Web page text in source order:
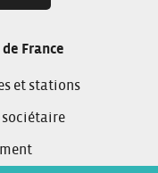
France
et stations
sociétaire